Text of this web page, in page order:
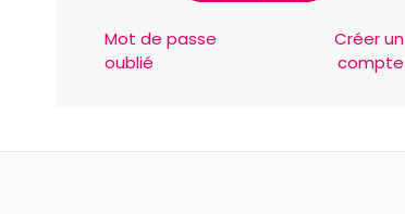
Mot de passe
oublié
Créer un
compte